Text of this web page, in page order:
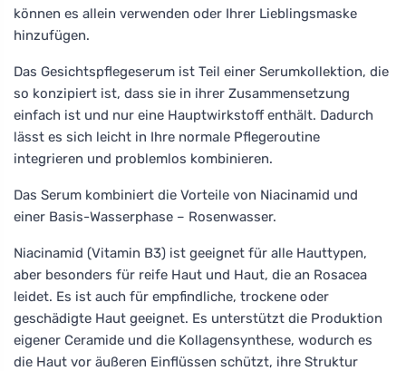
können es allein verwenden oder Ihrer Lieblingsmaske
hinzufügen.
Das Gesichtspflegeserum ist Teil einer Serumkollektion, die
so konzipiert ist, dass sie in ihrer Zusammensetzung
einfach ist und nur eine Hauptwirkstoff enthält. Dadurch
lässt es sich leicht in Ihre normale Pflegeroutine
integrieren und problemlos kombinieren.
Das Serum kombiniert die Vorteile von Niacinamid und
einer Basis-Wasserphase – Rosenwasser.
Niacinamid (Vitamin B3) ist geeignet für alle Hauttypen,
aber besonders für reife Haut und Haut, die an Rosacea
leidet. Es ist auch für empfindliche, trockene oder
geschädigte Haut geeignet. Es unterstützt die Produktion
eigener Ceramide und die Kollagensynthese, wodurch es
die Haut vor äußeren Einflüssen schützt, ihre Struktur